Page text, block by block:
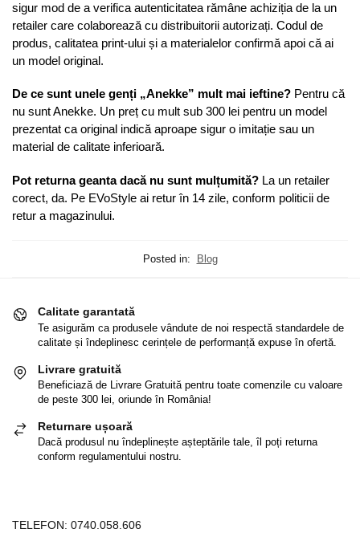
sigur mod de a verifica autenticitatea rămâne achiziția de la un
retailer care colaborează cu distribuitorii autorizați. Codul de
produs, calitatea print-ului și a materialelor confirmă apoi că ai
un model original.
De ce sunt unele genți „Anekke” mult mai ieftine? Pentru că
nu sunt Anekke. Un preț cu mult sub 300 lei pentru un model
prezentat ca original indică aproape sigur o imitație sau un
material de calitate inferioară.
Pot returna geanta dacă nu sunt mulțumită? La un retailer
corect, da. Pe EVoStyle ai retur în 14 zile, conform politicii de
retur a magazinului.
Posted in: Blog
Calitate garantată
Te asigurăm ca produsele vândute de noi respectă standardele de
calitate și îndeplinesc cerințele de performanță expuse în ofertă.
Livrare gratuită
Beneficiază de Livrare Gratuită pentru toate comenzile cu valoare
de peste 300 lei, oriunde în România!
Returnare ușoară
Dacă produsul nu îndeplinește așteptările tale, îl poți returna
conform regulamentului nostru.
TELEFON: 0740.058.606